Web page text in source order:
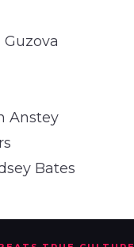
Anstey
Bates